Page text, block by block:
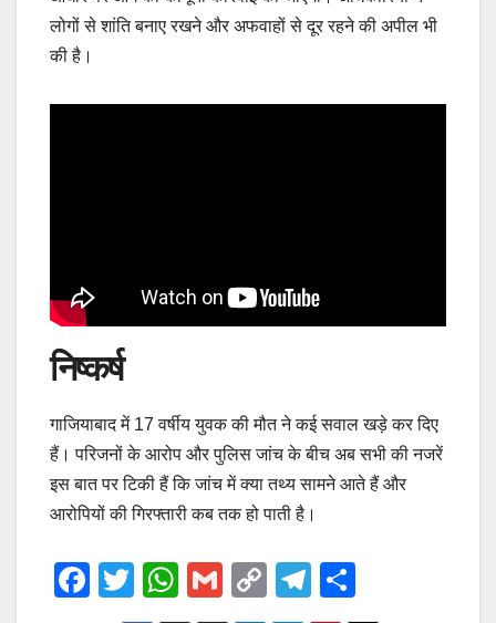
लोगों से शांति बनाए रखने और अफवाहों से दूर रहने की अपील भी
की है।
निष्कर्ष
गाजियाबाद में 17 वर्षीय युवक की मौत ने कई सवाल खड़े कर दिए
हैं। परिजनों के आरोप और पुलिस जांच के बीच अब सभी की नजरें
इस बात पर टिकी हैं कि जांच में क्या तथ्य सामने आते हैं और
आरोपियों की गिरफ्तारी कब तक हो पाती है।
F
T
W
G
C
T